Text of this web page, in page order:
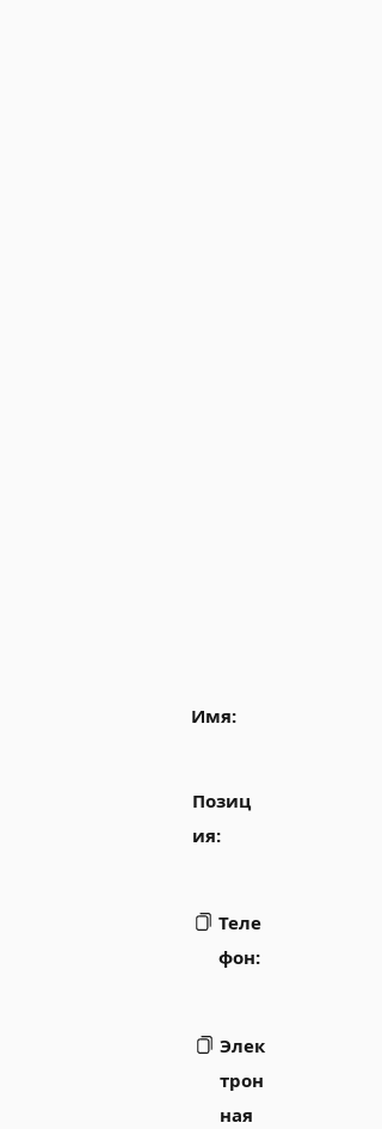
Имя:
Позиц
ия:
Теле
фон:
Элек
трон
ная